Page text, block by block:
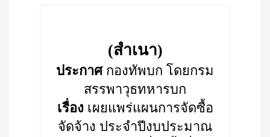
(สำเนา)
ประกาศกองทัพบก โดยกรม
สรรพาวุธทหารบก
เรื่อง เผยแพร่แผนการจัดซื้อ
จัดจ้าง ประจำปีงบประมาณ